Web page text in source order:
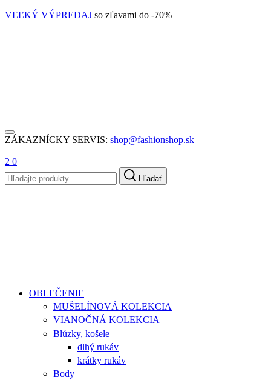
VEĽKÝ VÝPREDAJ so zľavami do -70%
ZÁKAZNÍCKY SERVIS: shop@fashionshop.sk
2 0
Hľadať
OBLEČENIE
MUŠELÍNOVÁ KOLEKCIA
VIANOČNÁ KOLEKCIA
Blúzky, košele
dlhý rukáv
krátky rukáv
Body